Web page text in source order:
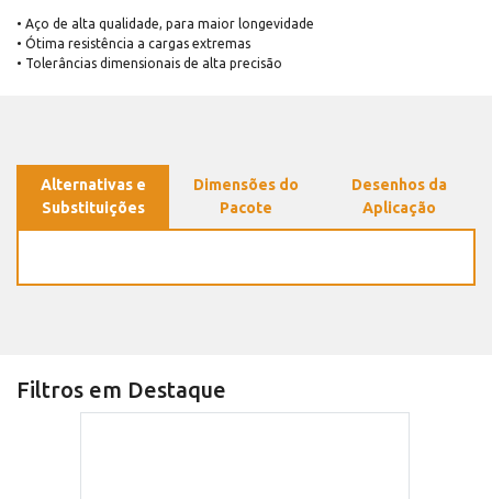
• Aço de alta qualidade, para maior longevidade
• Ótima resistência a cargas extremas
• Tolerâncias dimensionais de alta precisão
Alternativas e
Substituições
Dimensões do
Pacote
Desenhos da
Aplicação
Filtros em Destaque